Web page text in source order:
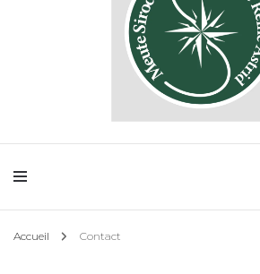
Sirocco
50ème Unité Reine Astrid
Accueil Contact